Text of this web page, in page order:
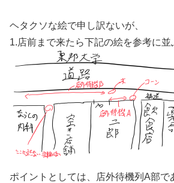
ヘタクソな絵で申し訳ないが、
1.店前まで来たら下記の絵を参考に並
ポイントとしては、店外待機列A部で